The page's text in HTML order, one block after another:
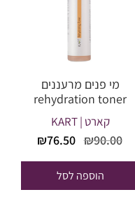
מי פנים מרעננים
rehydration toner
קארט | KART
₪90.00
המחיר
₪90.00.
₪76.50
הוספה לסל